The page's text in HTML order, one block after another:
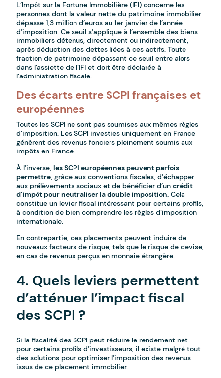
L’Impôt sur la Fortune Immobilière (IFI) concerne les
personnes dont la valeur nette du patrimoine immobilier
dépasse 1,3 million d’euros au 1er janvier de l’année
d’imposition. Ce seuil s’applique à l’ensemble des biens
immobiliers détenus, directement ou indirectement,
après déduction des dettes liées à ces actifs. Toute
fraction de patrimoine dépassant ce seuil entre alors
dans l’assiette de l’IFI et doit être déclarée à
l’administration fiscale.
Des écarts entre SCPI françaises et
européennes
Toutes les SCPI ne sont pas soumises aux mêmes règles
d’imposition. Les SCPI investies uniquement en France
génèrent des revenus fonciers pleinement soumis aux
impôts en France.
À l’inverse,les SCPI européennes peuvent parfois
permettre, grâce aux conventions fiscales, d’échapper
aux prélèvements sociaux et de bénéficier d’uncrédit
d’impôt pour neutraliser la double imposition. Cela
constitue un levier fiscal intéressant pour certains profils,
à condition de bien comprendre les règles d’imposition
internationale.
En contrepartie, ces placements peuvent induire de
nouveaux facteurs de risque, tels que le risque de devise,
en cas de revenus perçus en monnaie étrangère.
4. Quels leviers permettent
d’atténuer l’impact fiscal
des SCPI ?
Si la fiscalité des SCPI peut réduire le rendement net
pour certains profils d’investisseurs, il existe malgré tout
des solutions pour optimiser l’imposition des revenus
issus de ce placement immobilier.